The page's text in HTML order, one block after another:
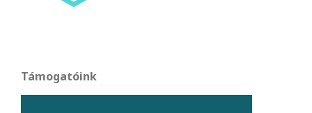
Támogatóink